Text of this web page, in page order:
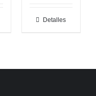
Detalles